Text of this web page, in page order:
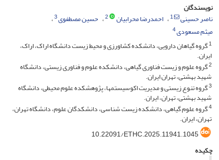
نویسندگان
ناصر حسینی
1 احمدرضا محرابیان 2 حسین مصطفوی3
میثم مسعودی4
1گروه گیاهان دارویی، دانشکده کشاورزی و محیط زیست دانشگاه اراک، اراک،
ایران.
2گروه علوم و زیست فناوری گیاهی، دانشکده علوم و فناوری زیستی، دانشگاه
شهید بهشتی، تهران ایران.
3گروه تنوع زیستی و مدیریت اکوسیستمها، پژوهشکده علوم محیطی، دانشگاه
شهید بهشتی، تهران، ایران.
4گروه علوم گیاهی، دانشکده زیست شناسی، دانشکدگان علوم، دانشگاه تهران،
تهران، ایران.
10.22091/ETHC.2025.11941.1045
چکیده